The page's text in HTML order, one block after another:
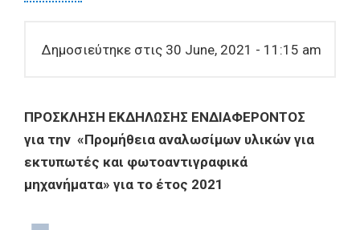
Δημοσιεύτηκε στις 30 June, 2021 - 11:15 am
ΠΡΟΣΚΛΗΣΗ ΕΚΔΗΛΩΣΗΣ ΕΝΔΙΑΦΕΡΟΝΤΟΣ
για την «Προμήθεια αναλωσίμων υλικών για
εκτυπωτές και φωτοαντιγραφικά
μηχανήματα» για το έτος 2021